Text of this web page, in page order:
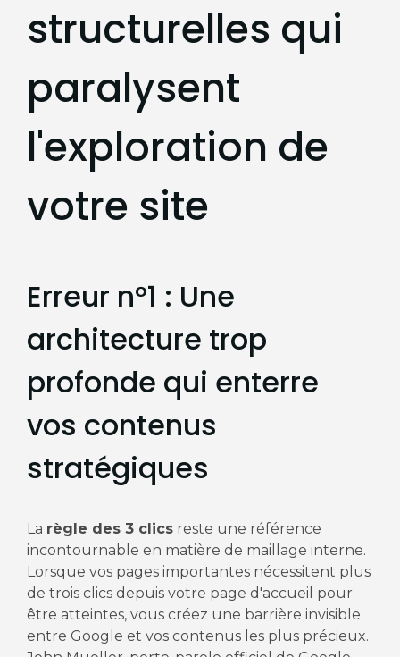
structurelles qui
paralysent
l'exploration de
votre site
Erreur n°1 : Une
architecture trop
profonde qui enterre
vos contenus
stratégiques
La règle des 3 clicsreste une référence
incontournable en matière de maillage interne.
Lorsque vos pages importantes nécessitent plus
de trois clics depuis votre page d'accueil pour
être atteintes, vous créez une barrière invisible
entre Google et vos contenus les plus précieux.